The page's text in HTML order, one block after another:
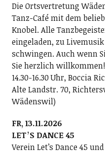
Die Ortsvertretung
Tanz-Café mit dem
Knobel. Alle
eingeladen, zu
schwingen. Auch wenn
Sie herzlich willkommen!
14.30-16.30 Uhr, Boccia
Alte Landstr. 70,
Wädenswil)
FR, 13.11.2026
LETʼS DANCE 45
Verein Letʼs Dance 45